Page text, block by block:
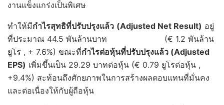
งานแข็งแกร่งเป็นพิเศษ
ทำให้มีกำไรสุทธิที่ปรับปรุงแล้ว (Adjusted Net Result) อยู่
ที่ประมาณ 44.5 พันล้านบาท (€ 1.2 พันล้าน
ยูโร , + 7.6%) ขณะที่กำไรต่อหุ้นที่ปรับปรุงแล้ว (Adjusted
EPS) เพิ่มขึ้นเป็น 29.29 บาทต่อหุ้น (€ 0.79 ยูโรต่อหุ้น ,
+9.4%) สะท้อนถึงศักยภาพในการสร้างผลตอบแทนที่มั่นคง
และต่อเนื่องให้กับผู้ถือหุ้น